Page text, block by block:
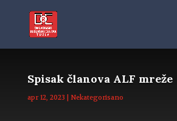
Spisak članova ALF mreže
apr 12, 2023 Nekategorisano